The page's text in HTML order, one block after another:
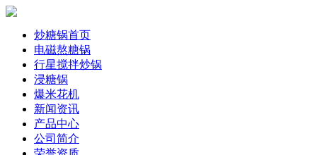
炒糖锅首页
电磁熬糖锅
行星搅拌炒锅
浸糖锅
爆米花机
新闻资讯
产品中心
公司简介